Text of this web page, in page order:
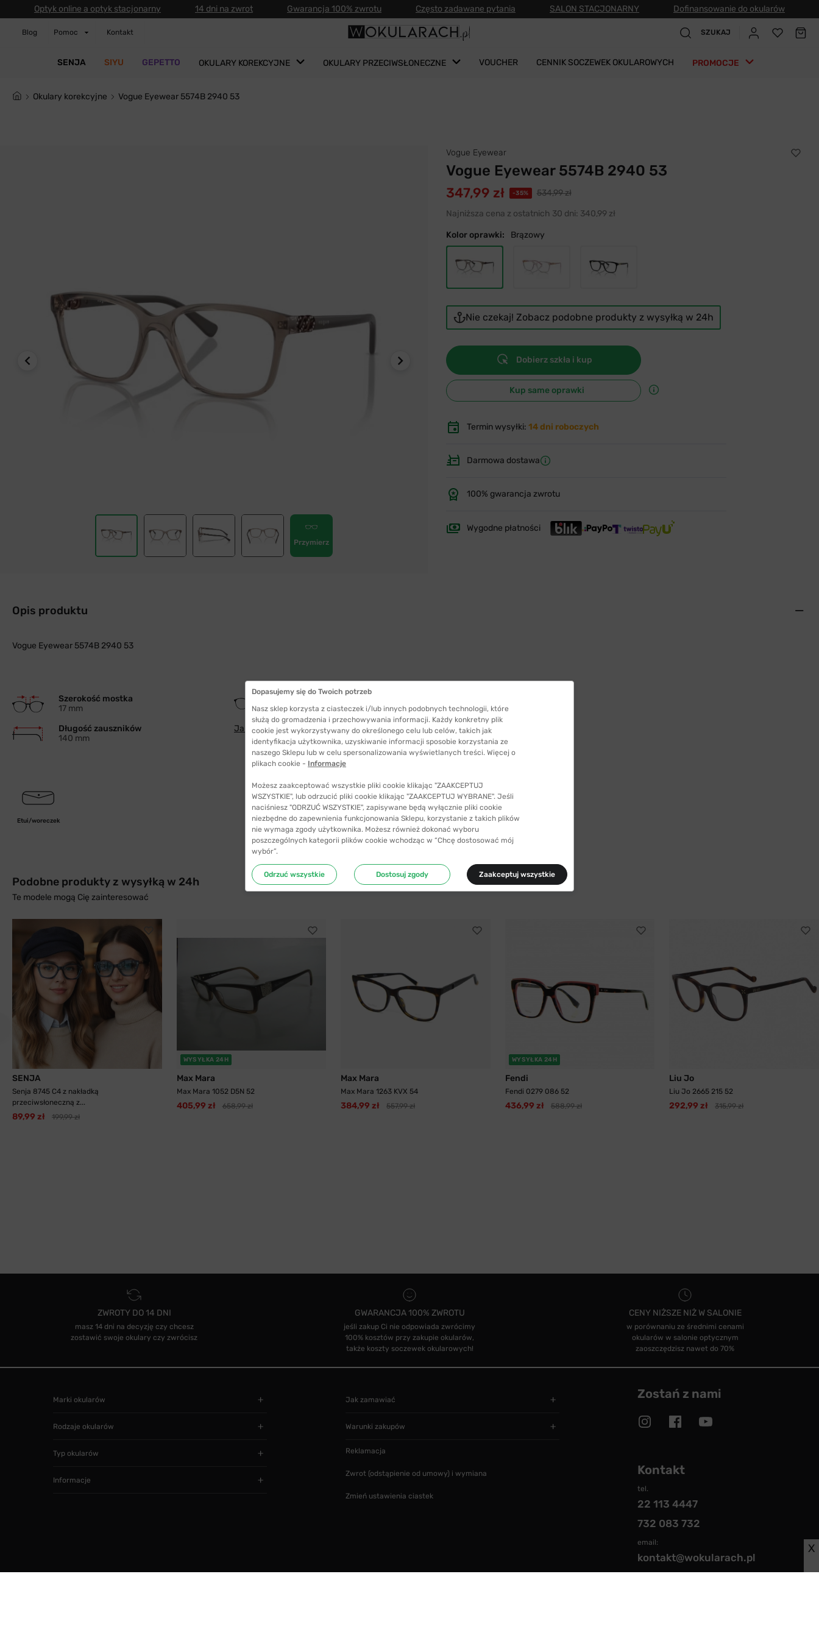
Optyk online a optyk stacjonarny 14 dni na zwrot Gwarancja 100% zwrotu Często zadawane pytania SALON STACJONARNY Dofinansowanie do okularów
Blog Pomoc Kontakt SZUKAJ
SENJA SIYU GEPETTO OKULARY KOREKCYJNE OKULARY PRZECIWSŁONECZNE VOUCHER CENNIK SOCZEWEK OKULAROWYCH PROMOCJE
Okulary korekcyjne Vogue Eyewear 5574B 2940 53
Przymierz
Vogue Eyewear
Vogue Eyewear 5574B 2940 53
347,99 zł -35%
534,99 zł
Najniższa cena z ostatnich 30 dni: 340,99 zł
Kolor oprawki: Brązowy
Nie czekaj! Zobacz podobne produkty z wysyłką w 24h
Dobierz szkła i kup
Kup same oprawki
Termin wysyłki: 14 dni roboczych
Darmowa dostawa
100% gwarancja zwrotu
Wygodne płatności
Opis produktu
Vogue Eyewear 5574B 2940 53
Szerokość mostka
17 mm
Szerokość szkła
53 mm
Długość zauszników
140 mm
Jak wybrać odpowiedni rozmiar
Etui/woreczek
Podobne produkty z wysyłką w 24h
Te modele mogą Cię zainteresować
SENJA
Senja 8745 C4 z nakładką
przeciwsłoneczną z...
89,99 zł 199,99 zł
WYSYŁKA 24H
Max Mara
Max Mara 1052 D5N 52
405,99 zł 658,99 zł
Max Mara
Max Mara 1263 KVX 54
384,99 zł 557,99 zł
WYSYŁKA 24H
Fendi
Fendi 0279 086 52
436,99 zł 588,99 zł
Liu Jo
Liu Jo 2665 215 52
292,99 zł 315,99 zł
ZWROTY DO 14 DNI
masz 14 dni na decyzję czy chcesz
zostawić swoje okulary czy zwrócisz
GWARANCJA 100% ZWROTU
jeśli zakup Ci nie odpowiada zwrócimy
100% kosztów przy zakupie okularów,
także koszty soczewek okularowych!
CENY NIŻSZE NIŻ W SALONIE
w porównaniu ze średnimi cenami
okularów w salonie optycznym
zaoszczędzisz nawet do 70%
Zostań z nami
Kontakt
tel.
22 113 4447
732 083 732
email:
kontakt@wokularach.pl
Marki okularów
Rodzaje okularów
Typ okularów
Informacje
Jak zamawiać
Warunki zakupów
Reklamacja
Zwrot (odstąpienie od umowy) i wymiana
Zmień ustawienia ciastek
Dopasujemy się do Twoich potrzeb
Nasz sklep korzysta z ciasteczek i/lub innych podobnych technologii, które
służą do gromadzenia i przechowywania informacji. Każdy konkretny plik
cookie jest wykorzystywany do określonego celu lub celów, takich jak
identyfikacja użytkownika, uzyskiwanie informacji sposobie korzystania ze
naszego Sklepu lub w celu spersonalizowania wyświetlanych treści. Więcej o
plikach cookie - Informacje
Możesz zaakceptować wszystkie pliki cookie klikając "ZAAKCEPTUJ
WSZYSTKIE", lub odrzucić pliki cookie klikając "ZAAKCEPTUJ WYBRANE". Jeśli
naciśniesz "ODRZUĆ WSZYSTKIE", zapisywane będą wyłącznie pliki cookie
niezbędne do zapewnienia funkcjonowania Sklepu, korzystanie z takich plików
nie wymaga zgody użytkownika. Możesz również dokonać wyboru
poszczególnych kategorii plików cookie wchodząc w “Chcę dostosować mój
wybór”.
Odrzuć wszystkie Dostosuj zgody Zaakceptuj wszystkie
X